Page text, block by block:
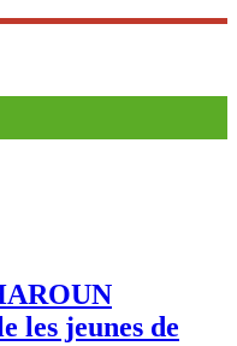
les jeunes de